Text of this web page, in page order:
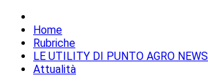
Home
Rubriche
LE UTILITY DI PUNTO AGRO NEWS
Attualità